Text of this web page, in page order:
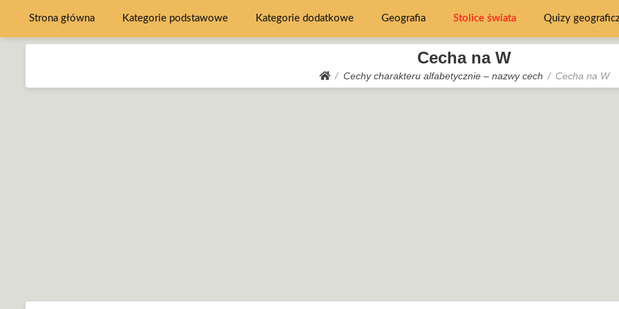
Strona główna Kategorie podstawowe Kategorie dodatkowe Geografia Stolice świata Quizy
Cecha na W
Cechy charakteru alfabetycznie – nazwy cech Cecha na W